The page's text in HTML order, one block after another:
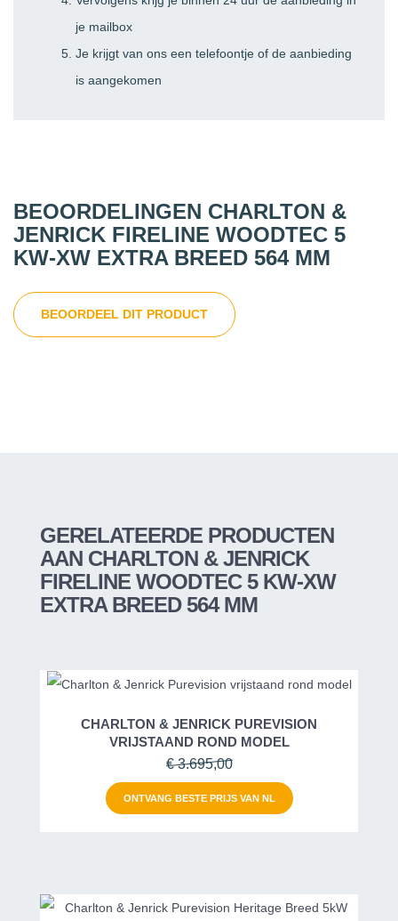
je mailbox
Je krijgt van ons een telefoontje of de aanbieding
is aangekomen
BEOORDELINGEN CHARLTON &
JENRICK FIRELINE WOODTEC 5
KW-XW EXTRA BREED 564 MM
BEOORDEEL DIT PRODUCT
GERELATEERDE PRODUCTEN
AAN CHARLTON & JENRICK
FIRELINE WOODTEC 5 KW-XW
EXTRA BREED 564 MM
CHARLTON & JENRICK PUREVISION
VRIJSTAAND ROND MODEL
€ 3.695,00
ONTVANG BESTE PRIJS VAN NL